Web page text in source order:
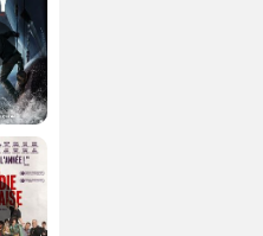
De la Comédie-Française Teaser VF